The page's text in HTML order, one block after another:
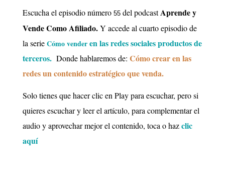
Escucha el episodio número 55del podcastAprende y
Vende Como Afiliado.Y accede al cuarto episodio de
la serie Cómo venderen las redes sociales productos de
terceros. Dondehablaremos de: Cómo crear en las
redes un contenido estratégico que venda.
Solo tienes que hacer clic en Play para escuchar, pero si
quieres escuchar y leer el artículo, para complementar el
audio y aprovechar mejor el contenido, toca o haz clic
aquí